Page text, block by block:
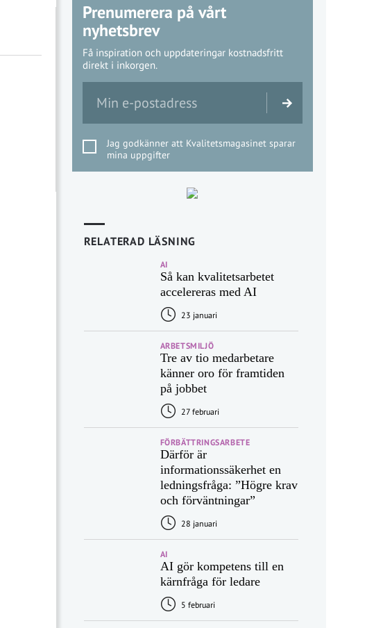
Prenumerera på vårt
nyhetsbrev
Få inspiration och uppdateringar kostnadsfritt
direkt i inkorgen.
Jag godkänner att Kvalitetsmagasinet sparar
mina uppgifter
RELATERAD LÄSNING
AI
Så kan kvalitetsarbetet
accelereras med AI
23 januari
ARBETSMILJÖ
Tre av tio medarbetare
känner oro för framtiden
på jobbet
27 februari
FÖRBÄTTRINGSARBETE
Därför är
informationssäkerhet en
ledningsfråga: ”Högre krav
och förväntningar”
28 januari
AI
AI gör kompetens till en
kärnfråga för ledare
5 februari